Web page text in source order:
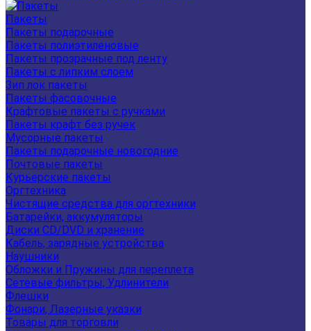
Пакеты
Пакеты подарочные
Пакеты полиэтиленовые
Пакеты прозрачные под ленту
Пакеты с липким слоем
Зип лок пакеты
Пакеты фасовочные
Крафтовые пакеты с ручками
Пакеты крафт без ручек
Мусорные пакеты
Пакеты подарочные новогодние
Почтовые пакеты
Курьерские пакеты
Оргтехника
Чистящие средства для оргтехники
Батарейки, аккумуляторы
Диски CD/DVD и хранение
Кабель, зарядные устройства
Наушники
Обложки и Пружины для переплета
Сетевые фильтры, Удлинители
Флешки
Фонари, Лазерные указки
Товары для торговли